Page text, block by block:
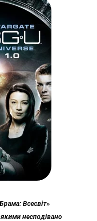
Всесвіт»
несподівано